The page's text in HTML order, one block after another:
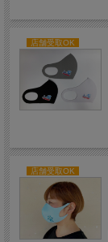
店舗受取OK
店舗受取OK